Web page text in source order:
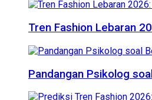
Tren Fashion Lebaran
Pandangan Psikolog